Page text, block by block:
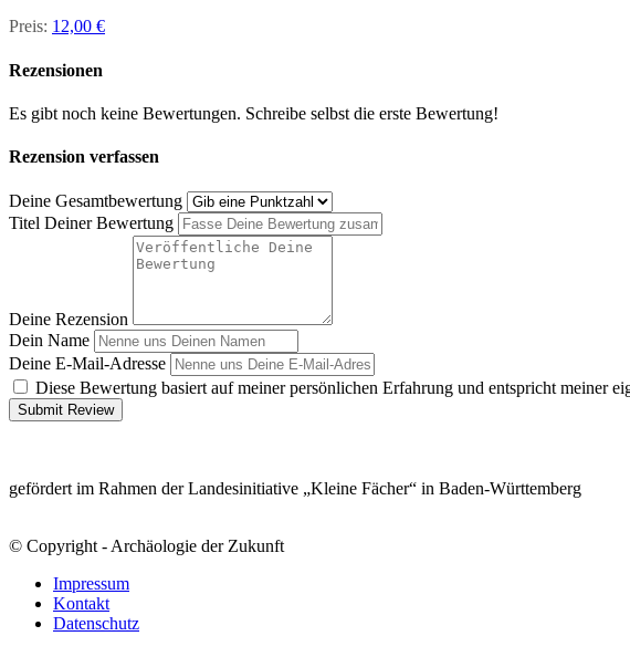
Preis: 12,00 €
Rezensionen
Es gibt noch keine Bewertungen. Schreibe selbst die erste Bewertung!
Rezension verfassen
Deine Gesamtbewertung
Titel Deiner Bewertung
Deine Rezension
Dein Name
Deine E-Mail-Adresse
Diese Bewertung basiert auf meiner persönlichen Erfahrung und entspricht meiner
Submit Review
gefördert im Rahmen der Landesinitiative „Kleine Fächer“ in Baden-Württemberg
© Copyright - Archäologie der Zukunft
Impressum
Kontakt
Datenschutz